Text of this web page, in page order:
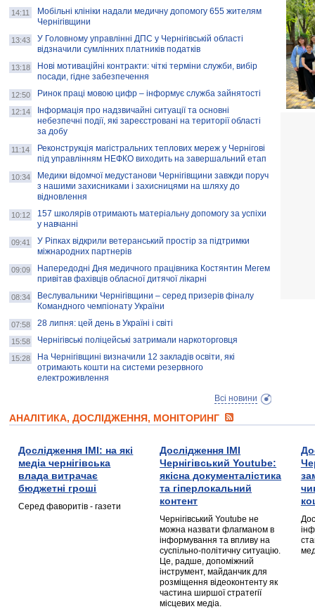
14:11
Мобільні клініки надали медичну допомогу 655 жителям
Чернігівщини
13:43
У Головному управлінні ДПС у Чернігівській області
відзначили сумлінних платників податків
13:18
Нові мотиваційні контракти: чіткі терміни служби, вибір
посади, гідне забезпечення
12:50 Ринок праці мовою цифр – інформує служба зайнятості
12:14
Інформація про надзвичайні ситуації та основні
небезпечні події, які зареєстровані на території області
за добу
11:14
Реконструкція магістральних теплових мереж у Чернігові
під управлінням НЕФКО виходить на завершальний етап
10:34
Медики відомчої медустанови Чернігівщини завжди поруч
з нашими захисниками і захисницями на шляху до
відновлення
10:12
157 школярів отримають матеріальну допомогу за успіхи
у навчанні
09:41
У Ріпках відкрили ветеранський простір за підтримки
міжнародних партнерів
09:09
Напередодні Дня медичного працівника Костянтин Мегем
привітав фахівців обласної дитячої лікарні
08:34
Веслувальники Чернігівщини – серед призерів фіналу
Командного чемпіонату України
07:58 28 липня: цей день в Україні і світі
15:58 Чернігівські поліцейські затримали наркоторговця
15:28
На Чернігівщині визначили 12 закладів освіти, які
отримають кошти на системи резервного
електроживлення
Всі новини
АНАЛІТИКА, ДОСЛІДЖЕННЯ, МОНІТОРИНГ
Дослідження ІМІ: на які
медіа чернігівська
влада витрачає
бюджетні гроші
Серед фаворитів - газети
Дослідження ІМІ
Чернігівський Youtube:
якісна документалістика
та гіперлокальний
контент
Чернігівський Youtube не
можна назвати флагманом в
інформування та впливу на
суспільно-політичну ситуацію.
Це, радше, допоміжний
інструмент, майданчик для
розміщення відеоконтенту як
частина ширшої стратегії
місцевих медіа.